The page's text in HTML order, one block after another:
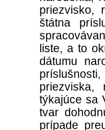
priezvisko,
štátna
liste, a to
dátumu
priezviska,
týkajúce sa
tvar
prípade